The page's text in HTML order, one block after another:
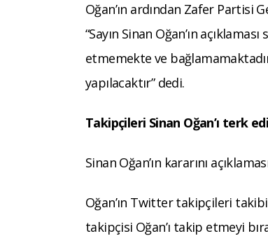
Oğan’ın ardından Zafer Partisi
“Sayın Sinan Oğan’ın
etmemekte ve
yapılacaktır” dedi.
Takipçileri Sinan Oğan’ı terk
Sinan Oğan’ın kararını
Oğan’ın Twitter takipçileri
takipçisi Oğan’ı takip etmeyi